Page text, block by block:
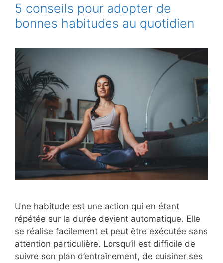
5 conseils pour adopter de
bonnes habitudes au quotidien
Une habitude est une action qui en étant
répétée sur la durée devient automatique. Elle
se réalise facilement et peut être exécutée sans
attention particulière. Lorsqu’il est difficile de
suivre son plan d’entraînement, de cuisiner ses